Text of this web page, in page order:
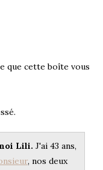
que cette boîte vous
Lili. J'ai 43 ans,
, nos deux